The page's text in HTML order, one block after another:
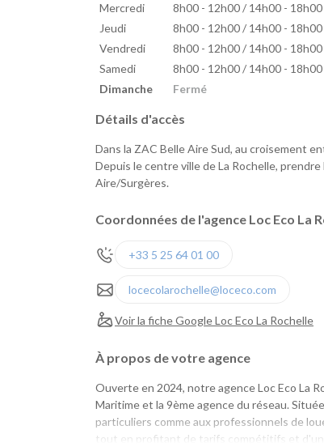
Mercredi
8h00 - 12h00 / 14h00 - 18h00
Jeudi
8h00 - 12h00 / 14h00 - 18h00
Vendredi
8h00 - 12h00 / 14h00 - 18h00
Samedi
8h00 - 12h00 / 14h00 - 18h00
Dimanche
Fermé
Détails d'accès
Dans la ZAC Belle Aire Sud, au croisement
Depuis le centre ville de La Rochelle,
Aire/Surgères.
Coordonnées de l'agence Loc Eco La
+33 5 25 64 01 00
locecolarochelle@loceco.com
Voir la fiche Google Loc Eco La Rochelle
À propos de votre agence
Ouverte en 2024, notre agence Loc Eco La
Maritime et la 9ème agence du réseau.
particuliers comme aux professionnels de
tout en profitant de tarifs compétitifs et d'un